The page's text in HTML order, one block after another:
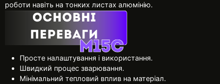
роботи навіть на тонких листах алюмінію.
Просте налаштування і використання.
Швидкий процес зварювання.
Мінімальний тепловий вплив на матеріал.